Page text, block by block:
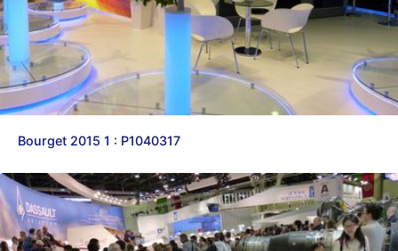
d9pouces: Désolé ! Mon filtrage a été un peu trop violent
manifestement
tout voir
Bourget 2015 1 : P1040317